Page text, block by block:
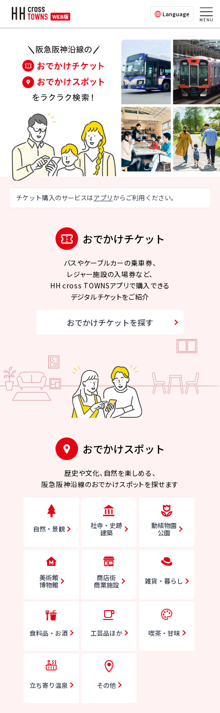
Language
チケット購入のサービスはアプリ からご利用ください。
おでかけチケット
バスやケーブルカーの乗車券、
レジャー施設の入場券など、
HH cross TOWNSアプリで購入できる
デジタルチケットをご紹介
おでかけチケットを探す
おでかけスポット
歴史や文化、 自然を楽しめる、
阪急阪神沿線のおでかけスポットを探せます
自然・景観 社寺・史跡
建築
動植物園
公園
美術館
博物館
商店街
商業施設 雑貨・暮らし
食料品・お酒 工芸品ほか 喫茶・甘味
立ち寄り温泉 その他